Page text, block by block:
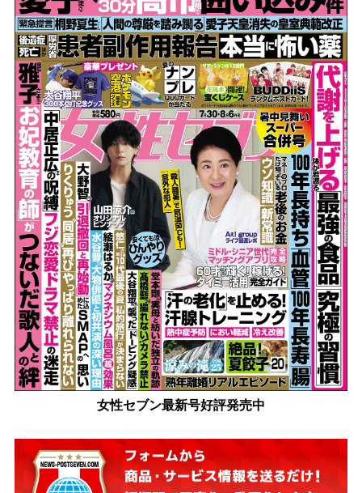
女性セブン最新号好評発売中